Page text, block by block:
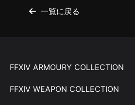
一覧に戻る
FFXIV ARMOURY COLLECTION
FFXIV WEAPON COLLECTION